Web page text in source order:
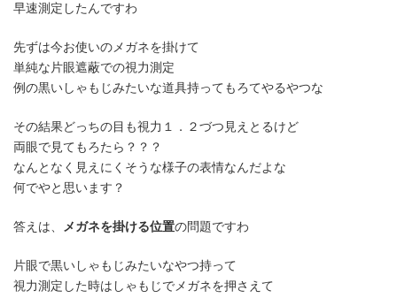
早速測定したんですわ
先ずは今お使いのメガネを掛けて
単純な片眼遮蔽での視力測定
例の黒いしゃもじみたいな道具持ってもろてやるやつな
その結果どっちの目も視力１．２づつ見えとるけど
両眼で見てもろたら？？？
なんとなく見えにくそうな様子の表情なんだよな
何でやと思います？
答えは、 メガネを掛ける位置の問題ですわ
片眼で黒いしゃもじみたいなやつ持って
視力測定した時はしゃもじでメガネを押さえて